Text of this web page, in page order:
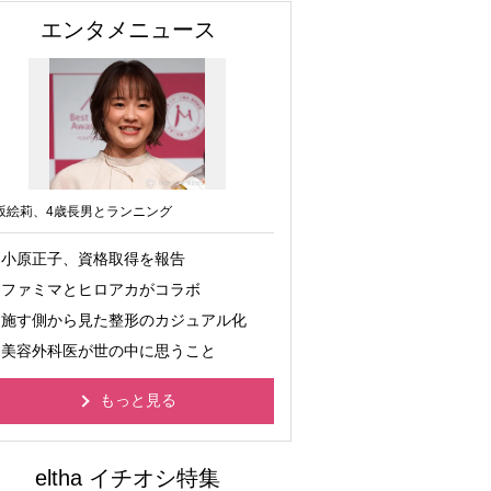
エンタメニュース
絵莉、4歳長男とランニング
小原正子、資格取得を報告
ファミマとヒロアカがコラボ
施す側から見た整形のカジュアル化
美容外科医が世の中に思うこと
もっと見る